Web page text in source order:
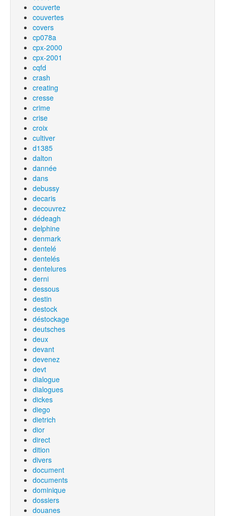
couverte
couvertes
covers
cp078a
cpx-2000
cpx-2001
cqfd
crash
creating
cresse
crime
crise
croix
cultiver
d1385
dalton
dannée
dans
debussy
decaris
decouvrez
dédeagh
delphine
denmark
dentelé
dentelés
dentelures
derni
dessous
destin
destock
déstockage
deutsches
deux
devant
devenez
devt
dialogue
dialogues
dickes
diego
dietrich
dior
direct
dition
divers
document
documents
dominique
dossiers
douanes